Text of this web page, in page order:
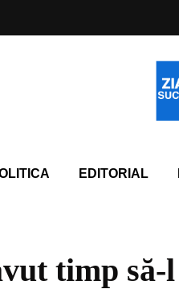
EDITORIAL
timp să-l